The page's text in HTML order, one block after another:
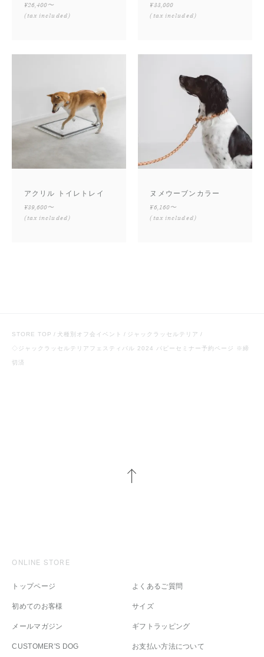
¥26,400〜
(tax included)
¥33,000
(tax included)
アクリル トイレトレイ
¥39,600〜
(tax included)
ヌメウーブンカラー
¥6,160〜
(tax included)
STORE TOP 犬種別オフ会イベント ジャックラッセルテリア
◇ジャックラッセルテリアフェスティバル 2024 パピーセミナー予約ページ ※締
切済
ONLINE STORE
トップページ
初めてのお客様
メールマガジン
CUSTOMER'S DOG
よくあるご質問
サイズ
ギフトラッピング
お支払い方法について